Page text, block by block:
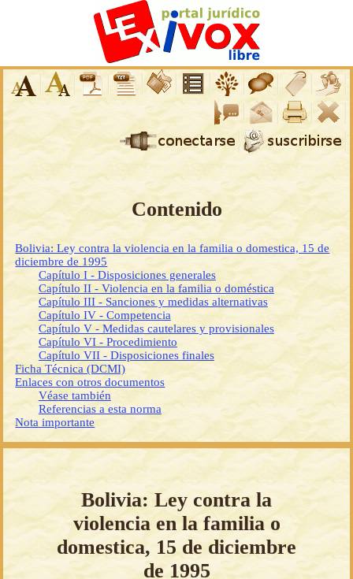
Contenido
Bolivia: Ley contra la violencia en la familia o domestica, 15 de
diciembre de 1995
Capítulo I - Disposiciones generales
Capítulo II - Violencia en la familia o doméstica
Capítulo III - Sanciones y medidas alternativas
Capítulo IV - Competencia
Capítulo V - Medidas cautelares y provisionales
Capítulo VI - Procedimiento
Capítulo VII - Disposiciones finales
Ficha Técnica (DCMI)
Enlaces con otros documentos
Véase también
Referencias a esta norma
Nota importante
Bolivia: Ley contra la
violencia en la familia o
domestica, 15 de diciembre
de 1995